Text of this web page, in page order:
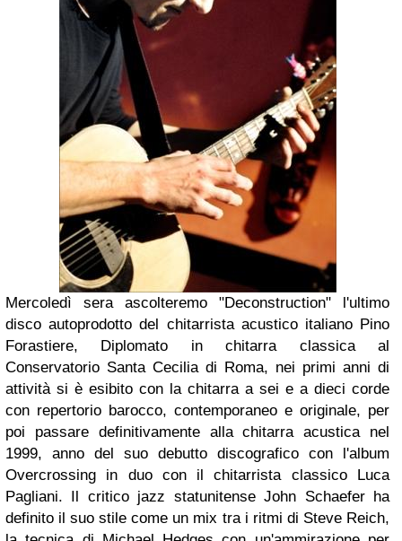
Mercoledì sera ascolteremo "Deconstruction" l'ultimo
disco autoprodotto del chitarrista acustico italiano Pino
Forastiere, Diplomato in chitarra classica al
Conservatorio Santa Cecilia di Roma, nei primi anni di
attività si è esibito con la chitarra a sei e a dieci corde
con repertorio barocco, contemporaneo e originale, per
poi passare definitivamente alla chitarra acustica nel
1999, anno del suo debutto discografico con l'album
Overcrossing in duo con il chitarrista classico Luca
Pagliani. Il critico jazz statunitense John Schaefer ha
definito il suo stile come un mix tra i ritmi di Steve Reich,